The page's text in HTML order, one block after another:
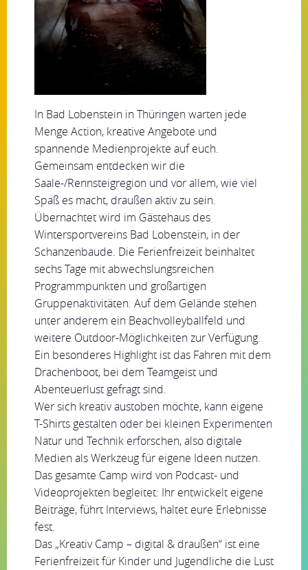
In Bad Lobenstein in Thüringen warten jede
Menge Action, kreative Angebote und
spannende Medienprojekte auf euch.
Gemeinsam entdecken wir die
Saale-/Rennsteigregion und vor allem, wie viel
Spaß es macht, draußen aktiv zu sein.
Übernachtet wird im Gästehaus des
Wintersportvereins Bad Lobenstein, in der
Schanzenbaude. Die Ferienfreizeit beinhaltet
sechs Tage mit abwechslungsreichen
Programmpunkten und großartigen
Gruppenaktivitäten. Auf dem Gelände stehen
unter anderem ein Beachvolleyballfeld und
weitere Outdoor-Möglichkeiten zur Verfügung.
Ein besonderes Highlight ist das Fahren mit dem
Drachenboot, bei dem Teamgeist und
Abenteuerlust gefragt sind.
Wer sich kreativ austoben möchte, kann eigene
T-Shirts gestalten oder bei kleinen Experimenten
Natur und Technik erforschen, also digitale
Medien als Werkzeug für eigene Ideen nutzen.
Das gesamte Camp wird von Podcast- und
Videoprojekten begleitet: Ihr entwickelt eigene
Beiträge, führt Interviews, haltet eure Erlebnisse
fest.
Das „Kreativ Camp – digital & draußen“ ist eine
Ferienfreizeit für Kinder und Jugendliche die Lust